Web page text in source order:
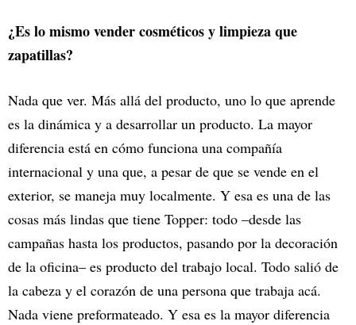
¿Es lo mismo vender cosméticos y limpieza que
zapatillas?
Nada que ver. Más allá del producto, uno lo que aprende
es la dinámica y a desarrollar un producto. La mayor
diferencia está en cómo funciona una compañía
internacional y una que, a pesar de que se vende en el
exterior, se maneja muy localmente. Y esa es una de las
cosas más lindas que tiene Topper: todo –desde las
campañas hasta los productos, pasando por la decoración
de la oficina– es producto del trabajo local. Todo salió de
la cabeza y el corazón de una persona que trabaja acá.
Nada viene preformateado. Y esa es la mayor diferencia